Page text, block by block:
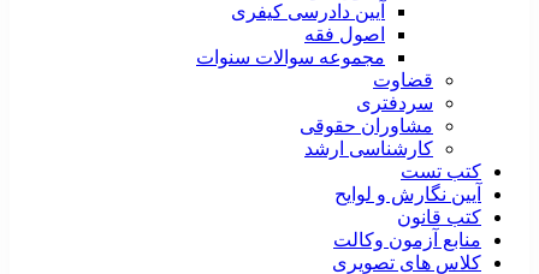
آیین دادرسی کیفری
اصول فقه
مجموعه سوالات سنوات
قضاوت
سردفتری
مشاوران حقوقی
کارشناسی ارشد
کتب تست
آیین نگارش و لوایح
کتب قانون
منابع آزمون وکالت
کلاس های تصویری